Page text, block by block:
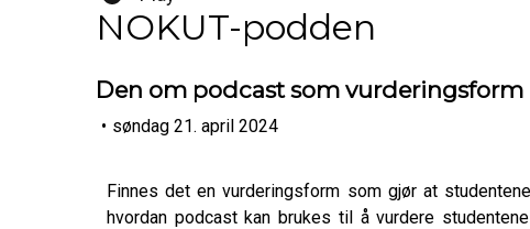
NOKUT-podden
Den om podcast som vurderingsform
• søndag 21. april 2024
Finnes det en vurderingsform som gjør at
hvordan podcast kan brukes til å vurdere